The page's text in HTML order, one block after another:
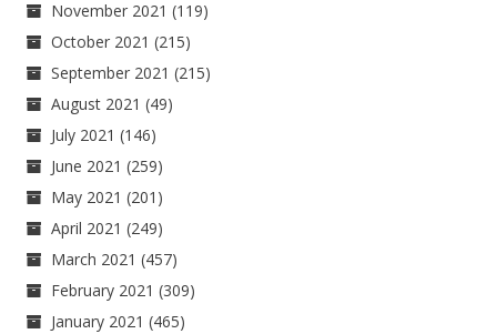
November 2021 (119)
October 2021 (215)
September 2021 (215)
August 2021 (49)
July 2021 (146)
June 2021 (259)
May 2021 (201)
April 2021 (249)
March 2021 (457)
February 2021 (309)
January 2021 (465)